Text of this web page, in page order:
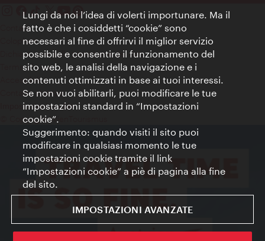
Contatti
Colophon
Dichiarazione sulla protezione dei dati
Terms of Use
Accessibilità
Contatto stampa
Impostazioni cookie
© Copyright WienTourismus
Lungi da noi l’idea di volerti importunare. Ma il
fatto è che i cosiddetti “cookie” sono
necessari al fine di offrirvi il miglior servizio
possibile e consentire il funzionamento del
sito web, le analisi della navigazione e i
contenuti ottimizzati in base ai tuoi interessi.
Se non vuoi abilitarli, puoi modificare le tue
impostazioni standard in “Impostazioni
cookie”.
Suggerimento: quando visiti il sito puoi
modificare in qualsiasi momento le tue
impostazioni cookie tramite il link
“Impostazioni cookie” a piè di pagina alla fine
del sito.
IMPOSTAZIONI AVANZATE